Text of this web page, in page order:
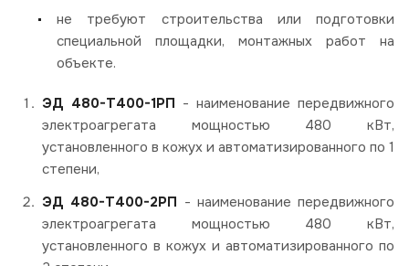
не требуют строительства или подготовки
специальной площадки, монтажных работ на
объекте.
ЭД 480-Т400-1РП - наименование передвижного
электроагрегата мощностью 480 кВт,
установленного в кожух и автоматизированного по 1
степени,
ЭД 480-Т400-2РП - наименование передвижного
электроагрегата мощностью 480 кВт,
установленного в кожух и автоматизированного по